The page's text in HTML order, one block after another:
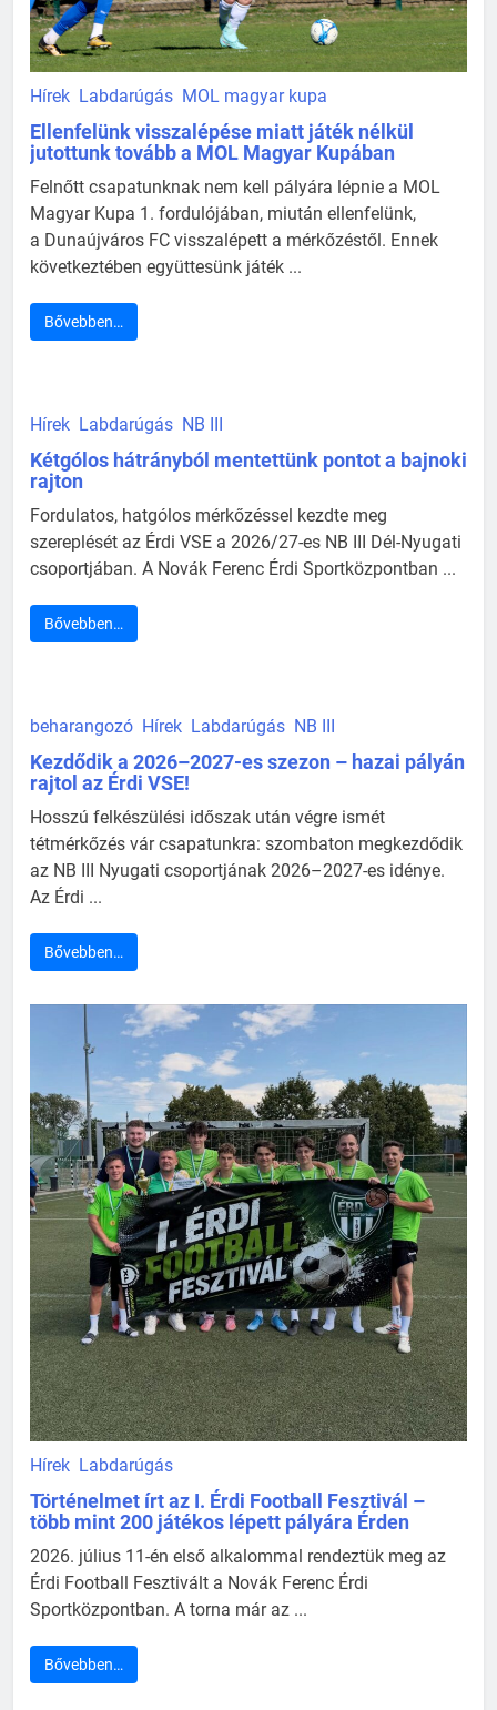
Hírek Labdarúgás MOL magyar kupa
Ellenfelünk visszalépése miatt játék nélkül
jutottunk tovább a MOL Magyar Kupában
Felnőtt csapatunknak nem kell pályára lépnie a MOL
Magyar Kupa 1. fordulójában, miután ellenfelünk,
a Dunaújváros FC visszalépett a mérkőzéstől. Ennek
következtében együttesünk játék ...
Bővebben…
Hírek Labdarúgás NB III
Kétgólos hátrányból mentettünk pontot a bajnoki
rajton
Fordulatos, hatgólos mérkőzéssel kezdte meg
szereplését az Érdi VSE a 2026/27-es NB III Dél-Nyugati
csoportjában. A Novák Ferenc Érdi Sportközpontban ...
Bővebben…
beharangozó Hírek Labdarúgás NB III
Kezdődik a 2026–2027-es szezon – hazai pályán
rajtol az Érdi VSE!
Hosszú felkészülési időszak után végre ismét
tétmérkőzés vár csapatunkra: szombaton megkezdődik
az NB III Nyugati csoportjának 2026–2027-es idénye.
Az Érdi ...
Bővebben…
Hírek Labdarúgás
Történelmet írt az I. Érdi Football Fesztivál –
több mint 200 játékos lépett pályára Érden
2026. július 11-én első alkalommal rendeztük meg az
Érdi Football Fesztivált a Novák Ferenc Érdi
Sportközpontban. A torna már az ...
Bővebben…